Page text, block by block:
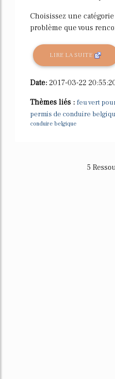
Choisissez une
problème que vous
LIRE LA SUITE
Date: 2017-03-22
Thèmes liés : feu vert
permis de conduire
conduire belgique
5